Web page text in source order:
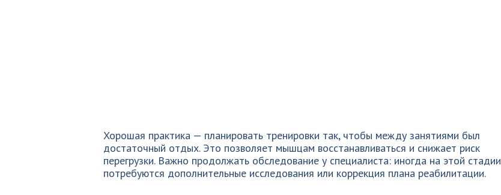
Хорошая практика — планировать тренировки так, чтобы между занятиями был
достаточный отдых. Это позволяет мышцам восстанавливаться и снижает риск
перегрузки. Важно продолжать обследование у специалиста: иногда на этой стадии
потребуются дополнительные исследования или коррекция плана реабилитации.